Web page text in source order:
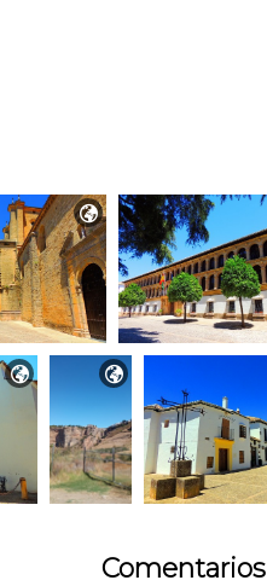

 
Comentarios